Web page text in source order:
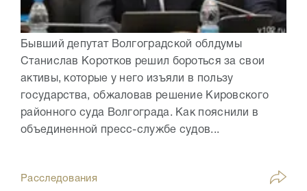
Бывший депутат Волгоградской облдумы
Станислав Коротков решил бороться за свои
активы, которые у него изъяли в пользу
государства, обжаловав решение Кировского
районного суда Волгограда. Как пояснили в
объединенной пресс-службе судов...
Расследования